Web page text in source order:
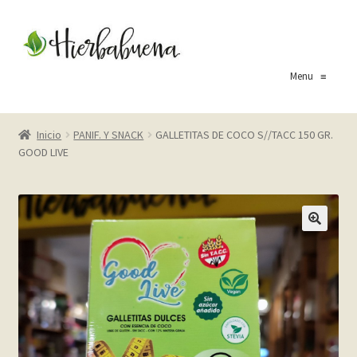
aal
Menu≡
Inicio
About Us
Blog
Carrito
Cart
Checkout
Inicio PANIF. Y SNACK
GALLETITAS DE COCO S//TACC 150 GR.
GOOD LIVE